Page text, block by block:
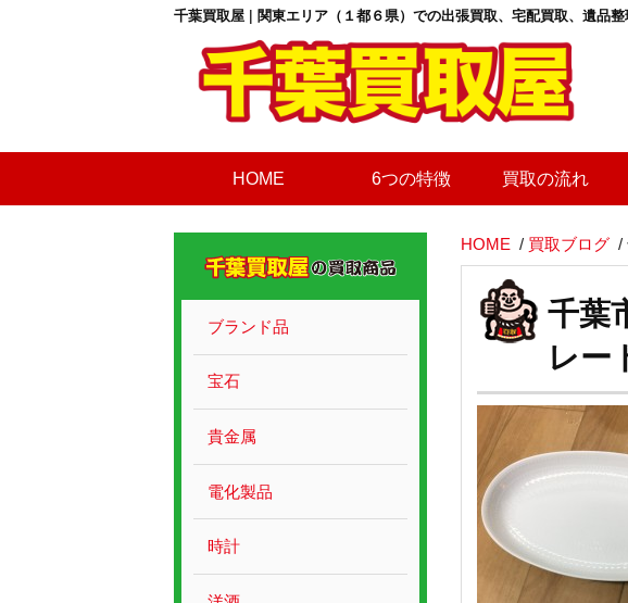
千葉買取屋 | 関東エリア（１都６県）での出張買取、宅配買取、遺品整
HOME 6つの特徴 買取の流れ
ブランド品
宝石
貴金属
電化製品
時計
HOME / 買取ブログ/
千葉
レー